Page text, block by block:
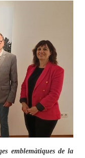
emblemàtiques de la